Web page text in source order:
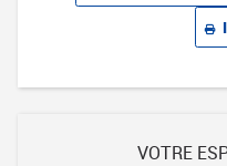
VOTRE